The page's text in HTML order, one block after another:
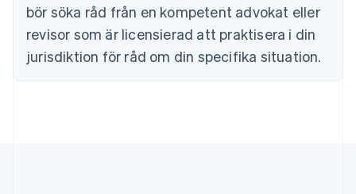
bör söka råd från en kompetent advokat eller
revisor som är licensierad att praktisera i din
jurisdiktion för råd om din specifika situation.
Fastlandskina
简体中文English
EnglishSvenska
Frankrike